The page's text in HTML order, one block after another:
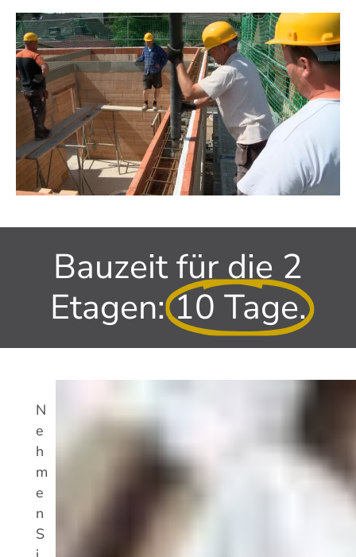
Bauzeit für die 2
Etagen:10 Tage.
N
e
h
m
e
n
S